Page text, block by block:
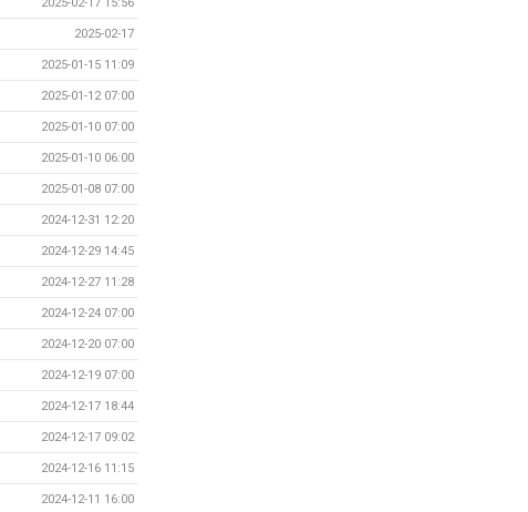
2025-02-17
2025-01-15 11:09
2025-01-12 07:00
2025-01-10 07:00
2025-01-10 06:00
2025-01-08 07:00
2024-12-31 12:20
2024-12-29 14:45
2024-12-27 11:28
2024-12-24 07:00
2024-12-20 07:00
2024-12-19 07:00
2024-12-17 18:44
2024-12-17 09:02
2024-12-16 11:15
2024-12-11 16:00